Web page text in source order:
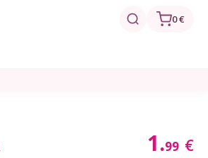
0 €
1.99 €